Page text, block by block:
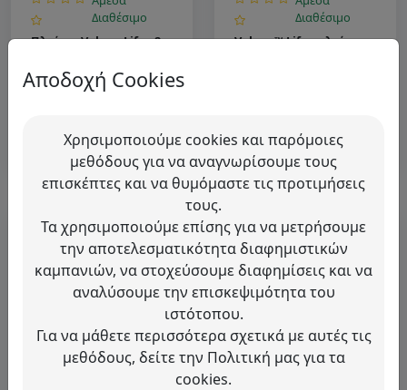
Διαθέσιμο
Πλαίσιο Valena Life - 2
VALENA LIFE| Legrand
Διαθέσιμο
Valena™ Life - πλαίσια
Life™ πλαίσιο 1 θέσης -
adria
τιμή
Άμεσα
Αποδοχή Cookies
Χρησιμοποιούμε cookies και παρόμοιες
μεθόδους για να αναγνωρίσουμε τους
επισκέπτες και να θυμόμαστε τις προτιμήσεις
τους.
Τα χρησιμοποιούμε επίσης για να μετρήσουμε
την αποτελεσματικότητα διαφημιστικών
καμπανιών, να στοχεύσουμε διαφημίσεις και να
αναλύσουμε την επισκεψιμότητα του
ιστότοπου.
Για να μάθετε περισσότερα σχετικά με αυτές τις
μεθόδους, δείτε την Πολιτική μας για τα
cookies.